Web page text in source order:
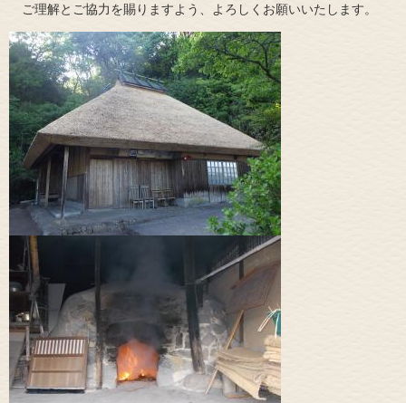
​ ご理解とご協力を賜りますよう、よろしくお願いいたします。